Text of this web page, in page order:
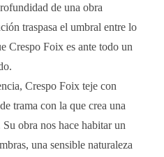
de una obra
traspasa el umbral entre lo
Crespo Foix es ante todo un
Crespo Foix teje con
trama con la que crea una
obra nos hace habitar un
una sensible naturaleza